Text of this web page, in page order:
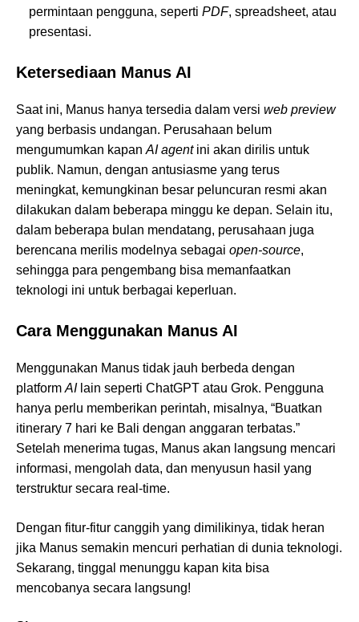
permintaan pengguna, seperti PDF, spreadsheet, atau
presentasi.
Ketersediaan Manus AI
Saat ini, Manus hanya tersedia dalam versi web preview
yang berbasis undangan. Perusahaan belum
mengumumkan kapanAI agentini akan dirilis untuk
publik. Namun, dengan antusiasme yang terus
meningkat, kemungkinan besar peluncuran resmi akan
dilakukan dalam beberapa minggu ke depan. Selain itu,
dalam beberapa bulan mendatang, perusahaan juga
berencana merilis modelnya sebagai open-source,
sehingga para pengembang bisa memanfaatkan
teknologi ini untuk berbagai keperluan.
Cara Menggunakan Manus AI
Menggunakan Manus tidak jauh berbeda dengan
platformAI lain seperti ChatGPT atau Grok. Pengguna
hanya perlu memberikan perintah, misalnya, “Buatkan
itinerary 7 hari ke Bali dengan anggaran terbatas.”
Setelah menerima tugas, Manus akan langsung mencari
informasi, mengolah data, dan menyusun hasil yang
terstruktur secara real-time.
Dengan fitur-fitur canggih yang dimilikinya, tidak heran
jika Manus semakin mencuri perhatian di dunia teknologi.
Sekarang, tinggal menunggu kapan kita bisa
mencobanya secara langsung!